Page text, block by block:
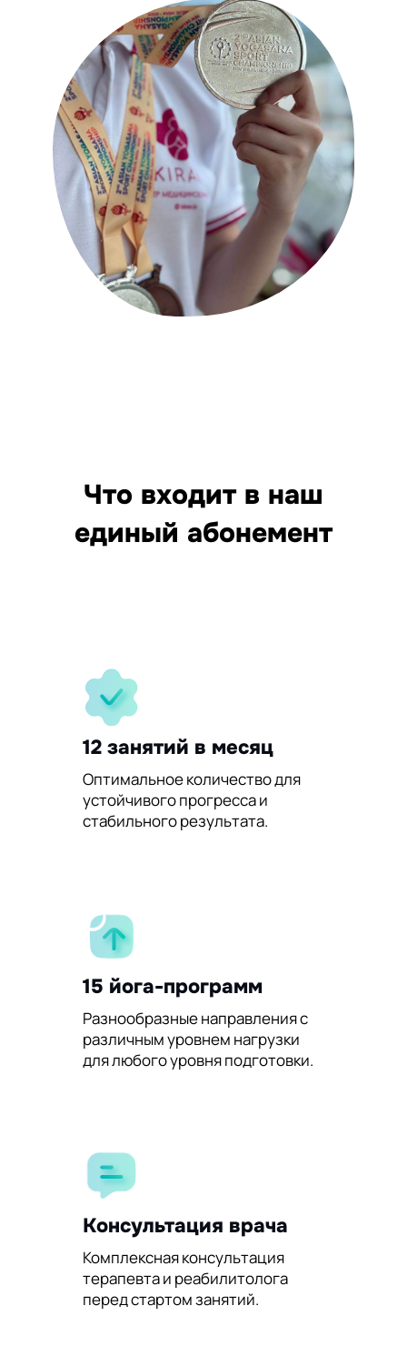
Что входит в наш
единый абонемент
12 занятий в месяц
Оптимальное количество для
устойчивого прогресса и
стабильного результата.
15 йога-программ
Разнообразные направления с
различным уровнем нагрузки
для любого уровня подготовки.
Консультация врача
Комплексная консультация
терапевта и реабилитолога
перед стартом занятий.